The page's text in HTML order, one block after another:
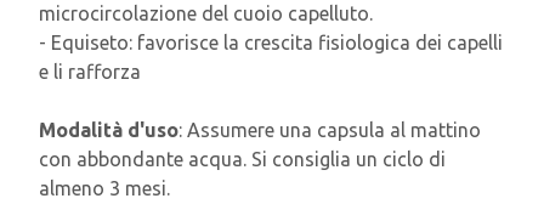
microcircolazione del cuoio capelluto.
- Equiseto: favorisce la crescita fisiologica dei capelli
e li rafforza
Modalità d'uso: Assumere una capsula al mattino
con abbondante acqua. Si consiglia un ciclo di
almeno 3 mesi.